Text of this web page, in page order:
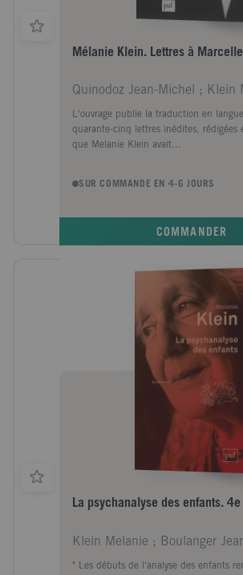
Mélanie Klein. Lettres à
L'ouvrage publie la traduction en
quarante-cinq lettres inédites, rédigées
que Melanie Klein avait...
SUR COMMANDE EN 4-6 JOURS
COMMANDER
La psychanalyse des enfants.
Klein Melanie ; Boulanger
" Les débuts de l'analyse des enfants